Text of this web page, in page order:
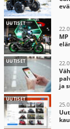
UUTISET
UUTISET
ja
UUTISET